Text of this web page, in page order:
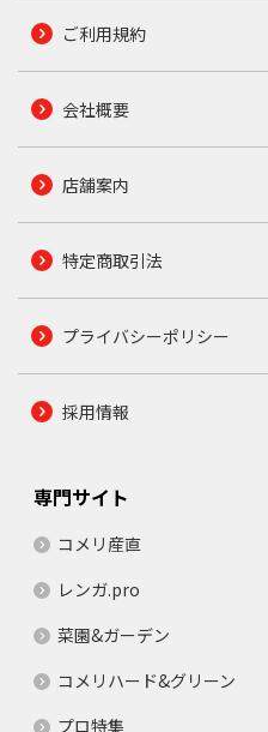
ご利用規約
会社概要
店舗案内
特定商取引法
プライバシーポリシー
採用情報
専門サイト
コメリ産直
レンガ.pro
菜園&ガーデン
コメリハード&グリーン
プロ特集